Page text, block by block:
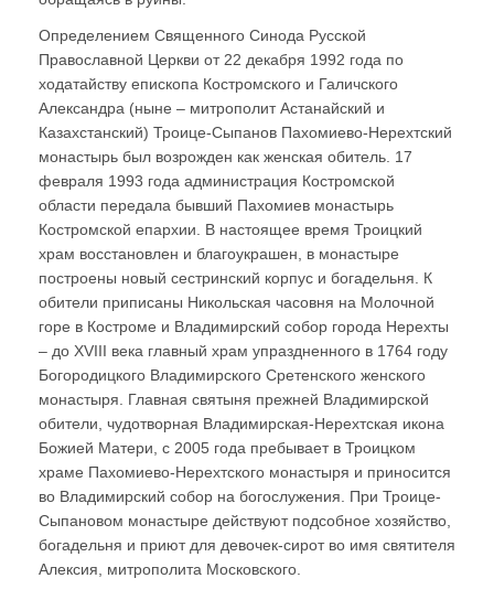
Определением Священного Синода Русской
Православной Церкви от 22 декабря 1992 года по
ходатайству епископа Костромского и Галичского
Александра (ныне – митрополит Астанайский и
Казахстанский) Троице-Сыпанов Пахомиево-Нерехтский
монастырь был возрожден как женская обитель. 17
февраля 1993 года администрация Костромской
области передала бывший Пахомиев монастырь
Костромской епархии. В настоящее время Троицкий
храм восстановлен и благоукрашен, в монастыре
построены новый сестринский корпус и богадельня. К
обители приписаны Никольская часовня на Молочной
горе в Костроме и Владимирский собор города Нерехты
– до XVIII века главный храм упраздненного в 1764 году
Богородицкого Владимирского Сретенского женского
монастыря. Главная святыня прежней Владимирской
обители, чудотворная Владимирская-Нерехтская икона
Божией Матери, с 2005 года пребывает в Троицком
храме Пахомиево-Нерехтского монастыря и приносится
во Владимирский собор на богослужения. При Троице-
Сыпановом монастыре действуют подсобное хозяйство,
богадельня и приют для девочек-сирот во имя святителя
Алексия, митрополита Московского.